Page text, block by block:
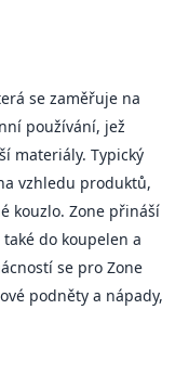
se zaměřuje na
používání, jež
materiály. Typický
vzhledu produktů,
kouzlo. Zone přináší
také do koupelen a
se pro Zone
podněty a nápady,